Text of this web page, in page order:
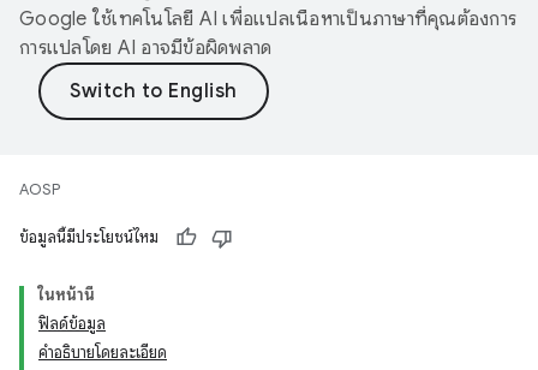
Google ใช้เทคโนโลยี AI เพื่อแปลเนื้อหาเป็นภาษาที่คุณต้องการ
การแปลโดย AI อาจมีข้อผิดพลาด
AOSP
ข้อมูลนี้มีประโยชน์ไหม
ในหน้านี้
ฟิลด์ข้อมูล
คำอธิบายโดยละเอียด